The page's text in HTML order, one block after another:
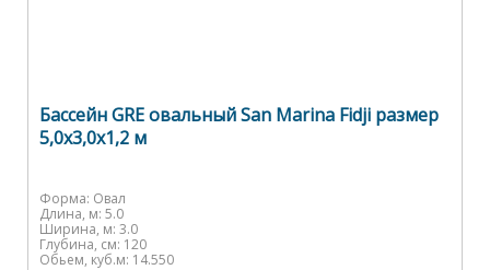
Бассейн GRE овальный San Marina Fidji размер
5,0х3,0х1,2 м
Форма: Овал
Длина, м: 5.0
Ширина, м: 3.0
Глубина, см: 120
Обьем, куб.м: 14.550